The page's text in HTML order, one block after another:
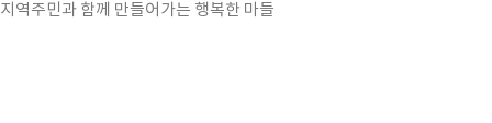
지역주민과 함께 만들어가는 행복한 마들